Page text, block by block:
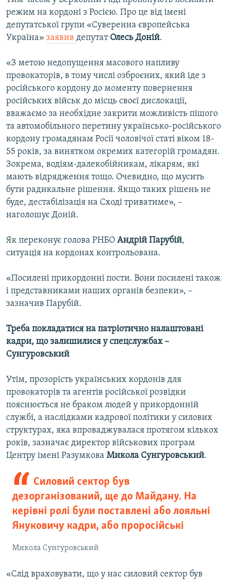
режим на кордоні з Росією. Про це від імені
депутатської групи «Суверенна європейська
Україна» заявив депутат Олесь Доній.
«З метою недопущення масового напливу
провокаторів, в тому числі озброєних, який іде з
російського кордону до моменту повернення
російських військ до місць своєї дислокації,
вважаємо за необхідне закрити можливість пішого
та автомобільного перетину українсько-російського
кордону громадянам Росії чоловічої статі віком 18-
55 років, за винятком окремих категорій громадян.
Зокрема, водіям-далекобійникам, лікарям, які
мають відрядження тощо. Очевидно, що мусить
бути радикальне рішення. Якщо таких рішень не
буде, дестабілізація на Сході триватиме», –
наголошує Доній.
Як переконує голова РНБО Андрій Парубій,
ситуація на кордонах контрольована.
«Посилені прикордонні пости. Вони посилені також
і представниками наших органів безпеки», –
зазначив Парубій.
Треба покладатися на патріотично налаштовані
кадри, що залишилися у спецслужбах –
Сунгуровський
Утім, прозорість українських кордонів для
провокаторів та агентів російської розвідки
пояснюється не браком людей у прикордонній
службі, а наслідками кадрової політики у силових
структурах, яка впроваджувалася протягом кількох
років, зазначає директор військових програм
Центру імені Разумкова Микола Сунгуровський.
Силовий сектор був
дезорганізований, ще до Майдану. На
керівні ролі були поставлені або лояльні
Януковичу кадри, або проросійські
Микола Сунгуровський
«Слід враховувати, що у нас силовий сектор був